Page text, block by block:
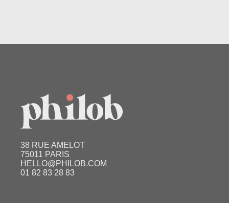
38 RUE AMELOT
75011 PARIS
HELLO@PHILOB.COM
01 82 83 28 83